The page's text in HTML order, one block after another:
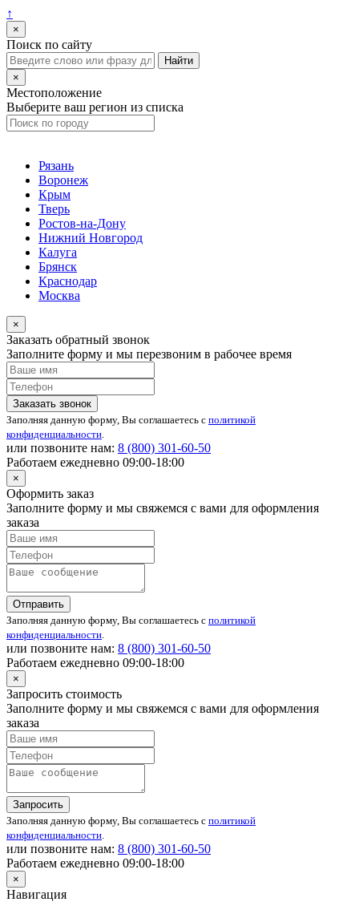
↑
×
Поиск по сайту
×
Местоположение
Выберите ваш регион из списка
Рязань
Воронеж
Крым
Тверь
Ростов-на-Дону
Нижний Новгород
Калуга
Брянск
Краснодар
Москва
×
Заказать обратный звонок
Заполните форму и мы перезвоним в рабочее время
Заказать звонок
Заполняя данную форму, Вы соглашаетесь с политикой
конфиденциальности.
или позвоните нам: 8 (800) 301-60-50
Работаем ежедневно 09:00-18:00
×
Оформить заказ
Заполните форму и мы свяжемся с вами для оформления
заказа
Отправить
Заполняя данную форму, Вы соглашаетесь с политикой
конфиденциальности.
или позвоните нам: 8 (800) 301-60-50
Работаем ежедневно 09:00-18:00
×
Запросить стоимость
Заполните форму и мы свяжемся с вами для оформления
заказа
Запросить
Заполняя данную форму, Вы соглашаетесь с политикой
конфиденциальности.
или позвоните нам: 8 (800) 301-60-50
Работаем ежедневно 09:00-18:00
×
Навигация